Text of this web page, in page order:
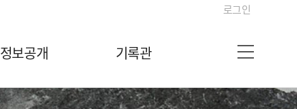
로그인
정보공개 기록관 사이트맵